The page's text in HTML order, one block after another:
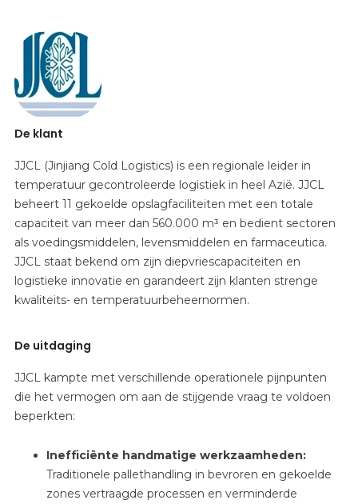
De klant
JJCL (Jinjiang Cold Logistics) is een regionale leider in
temperatuur gecontroleerde logistiek in heel Azië. JJCL
beheert 11 gekoelde opslagfaciliteiten met een totale
capaciteit van meer dan 560.000 m³ en bedient sectoren
als voedingsmiddelen, levensmiddelen en farmaceutica.
JJCL staat bekend om zijn diepvriescapaciteiten en
logistieke innovatie en garandeert zijn klanten strenge
kwaliteits- en temperatuurbeheernormen.
De uitdaging
JJCL kampte met verschillende operationele pijnpunten
die het vermogen om aan de stijgende vraag te voldoen
beperkten:
Inefficiënte handmatige werkzaamheden:
Traditionele pallethandling in bevroren en gekoelde
zones vertraagde processen en verminderde